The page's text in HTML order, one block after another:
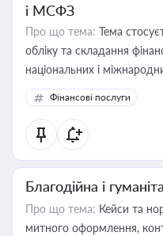
і МСФЗ
Про що тема: Тема
обліку та складання
національних і
Фінансові послуги
Благодійна і
Про що тема: Кейси та
митного оформлення,